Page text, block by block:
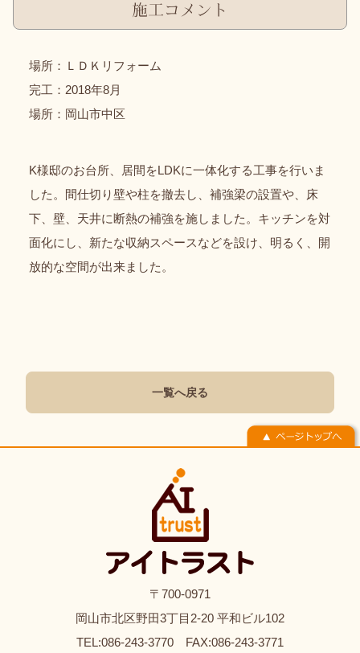
施工コメント
場所：ＬＤＫリフォーム
完工：2018年8月
場所：岡山市中区
K様邸のお台所、居間をLDKに一体化する工事を行いま
した。間仕切り壁や柱を撤去し、補強梁の設置や、床
下、壁、天井に断熱の補強を施しました。キッチンを対
面化にし、新たな収納スペースなどを設け、明るく、開
放的な空間が出来ました。
一覧へ戻る
〒700-0971
岡山市北区野田3丁目2-20 平和ビル102
TEL:086-243-3770 FAX:086-243-3771